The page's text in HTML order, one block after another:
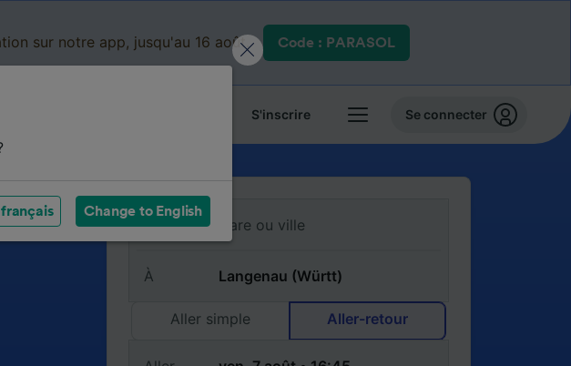
sur notre app, jusqu'au 16 août. Code : PARASOL
S'inscrire Se connecter
De
À
Aller simple Aller-retour
Change to English